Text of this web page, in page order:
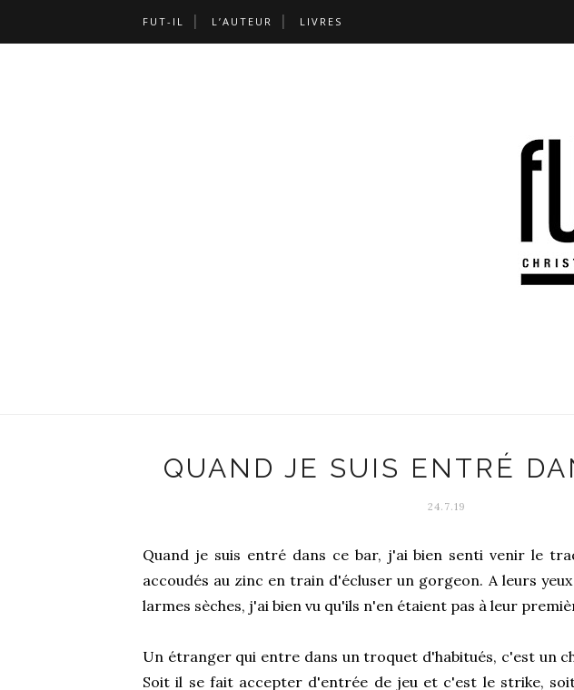
FUT-IL L’AUTEUR LIVRES
QUAND JE SUIS ENTRÉ
24.7.19
Quand je suis entré dans ce bar, j'ai bien senti venir le
accoudés au zinc en train d'écluser un gorgeon. A leurs
larmes sèches, j'ai bien vu qu'ils n'en étaient pas à leur
Un étranger qui entre dans un troquet d'habitués, c'est un
Soit il se fait accepter d'entrée de jeu et c'est le strike,